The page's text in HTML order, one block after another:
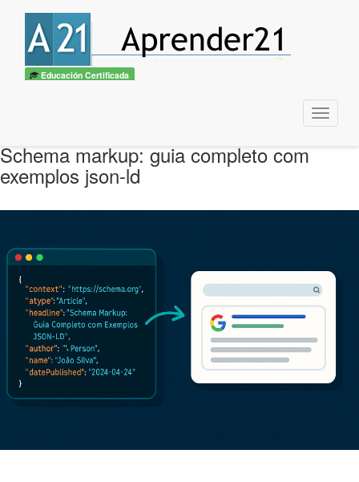
Educación Certificada
Menu
Schema markup: guia completo com
exemplos json-ld